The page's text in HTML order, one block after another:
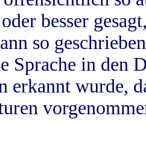
besser
so
Sprache in
erkannt wurde,